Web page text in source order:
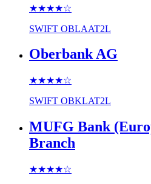
★★★★☆
SWIFT OBLAAT2L
Oberbank AG
★★★★☆
SWIFT OBKLAT2L
MUFG Bank
Branch
★★★★☆